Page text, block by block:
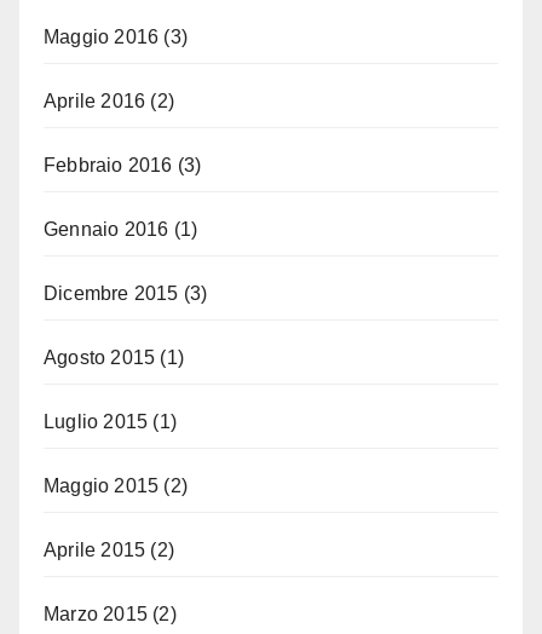
Maggio 2016 (3)
Aprile 2016 (2)
Febbraio 2016 (3)
Gennaio 2016 (1)
Dicembre 2015 (3)
Agosto 2015 (1)
Luglio 2015 (1)
Maggio 2015 (2)
Aprile 2015 (2)
Marzo 2015 (2)